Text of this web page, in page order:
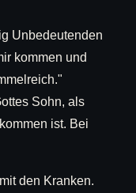
Unbedeutenden
kommen und
Sohn, als
ist. Bei
den Kranken.